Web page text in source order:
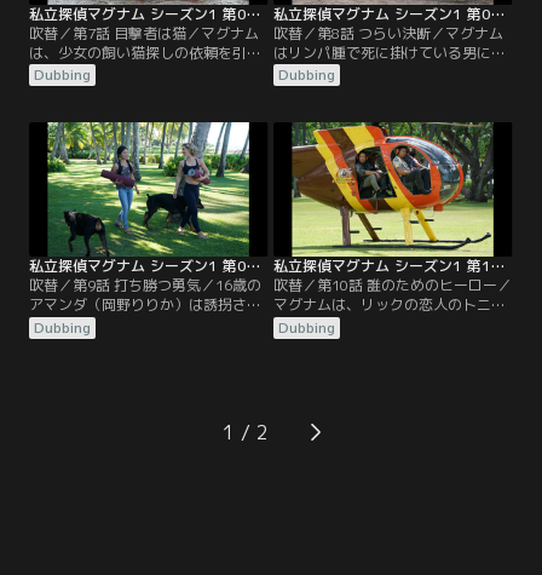
私立探偵マグナム シーズン1 第07話／吹替
吹替／第7話 目撃者は猫／マグナム
は、少女の飼い猫探しの依頼を引き
受けるが、調査中に見つけた別の猫
のせいで、殺されたFBI捜査官の遺体
Dubbing
私立探偵マグナム シーズン1 第08話／吹替
吹替／第8話 つらい決断／マグナム
はリンパ腫で死に掛けている男に雇
われ、骨髄移植の適合性があるはず
の疎遠となっっている弟探しを依頼
マグナムの助けが必要な状況だっ
た。
Dubbing
私立探偵マグナム シーズン1 第09話／吹替
吹替／第9話 打ち勝つ勇気／16歳の
アマンダ（岡野りりか）は誘拐され
監禁されていたが脱出した。彼女の
両親は同じように捕虜で監禁された
Dubbing
私立探偵マグナム シーズン1 第10話／吹替
吹替／第10話 誰のためのヒーロー／
マグナムは、リックの恋人のトニが
主催した違法ポーカーが、覆面の強
盗に襲われ金を奪われた為、ギャン
Dubbing
1